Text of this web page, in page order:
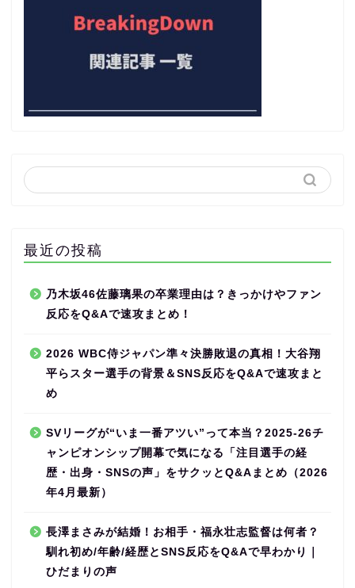
最近の投稿
乃木坂46佐藤璃果の卒業理由は？きっかけやファン
反応をQ&Aで速攻まとめ！
2026 WBC侍ジャパン準々決勝敗退の真相！大谷翔
平らスター選手の背景＆SNS反応をQ&Aで速攻まと
め
SVリーグが“いま一番アツい”って本当？2025-26チ
ャンピオンシップ開幕で気になる「注目選手の経
歴・出身・SNSの声」をサクッとQ&Aまとめ（2026
年4月最新）
長澤まさみが結婚！お相手・福永壮志監督は何者？
馴れ初め/年齢/経歴とSNS反応をQ&Aで早わかり｜
ひだまりの声